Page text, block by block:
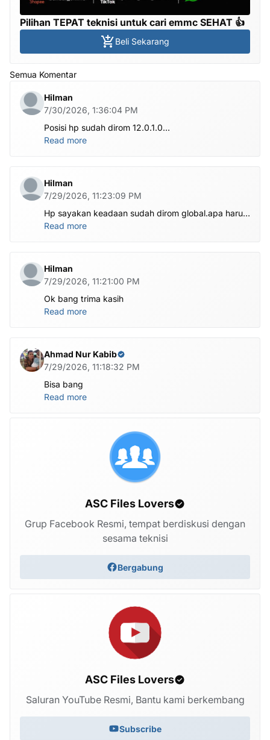
Pilihan TEPAT teknisi untuk cari emmc SEHAT 👍
Beli Sekarang
Semua Komentar
Hilman
7/30/2026, 1:36:04 PM
Posisi hp sudah dirom 12.0.1.0
.habis ubl apa perlu flash Rom lagi om.tolong om
Read more
Hilman
7/29/2026, 11:23:09 PM
Hp sayakan keadaan sudah dirom global.apa harus
ditest poin dlu bang
Read more
Hilman
7/29/2026, 11:21:00 PM
Ok bang trima kasih
Read more
Ahmad Nur Kabib
7/29/2026, 11:18:32 PM
Bisa bang
Read more
ASC Files Lovers
Grup Facebook Resmi, tempat berdiskusi dengan
sesama teknisi
Bergabung
ASC Files Lovers
Saluran YouTube Resmi, Bantu kami berkembang
Subscribe